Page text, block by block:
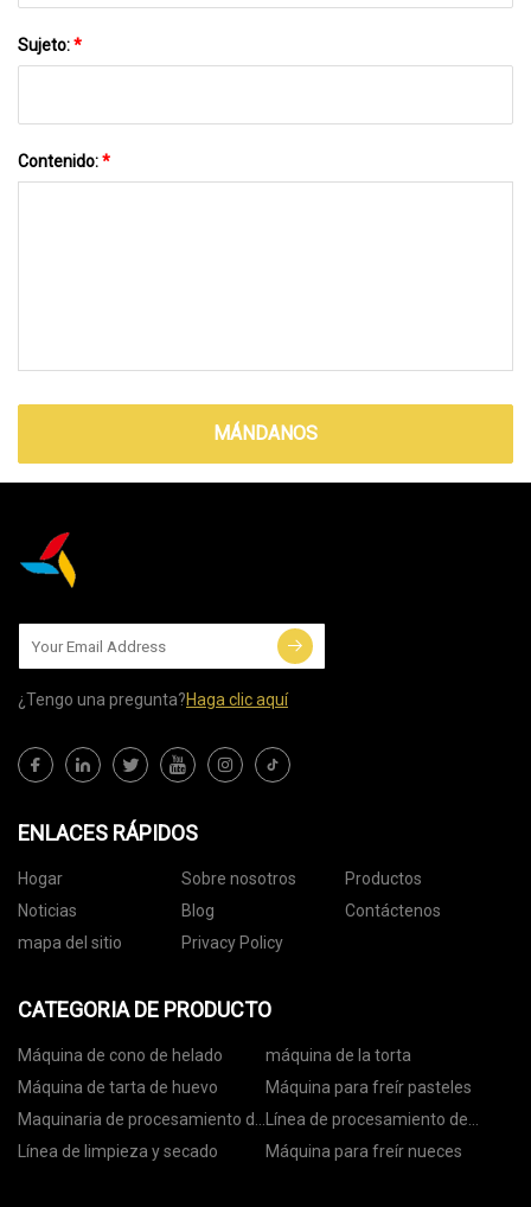
Sujeto:*
Contenido:*
MÁNDANOS
¿Tengo una pregunta?Haga clic aquí
ENLACES RÁPIDOS
Hogar Sobre nosotros
Productos
Noticias
Blog
Contáctenos
mapa del sitio
Privacy Policy
CATEGORIA DE PRODUCTO
Máquina de cono de helado
máquina de la torta
Máquina de tarta de huevo
Máquina para freír pasteles
Maquinaria de procesamiento de
nueces
Línea de procesamiento de
nueces
Línea de limpieza y secado Máquina para freír nueces